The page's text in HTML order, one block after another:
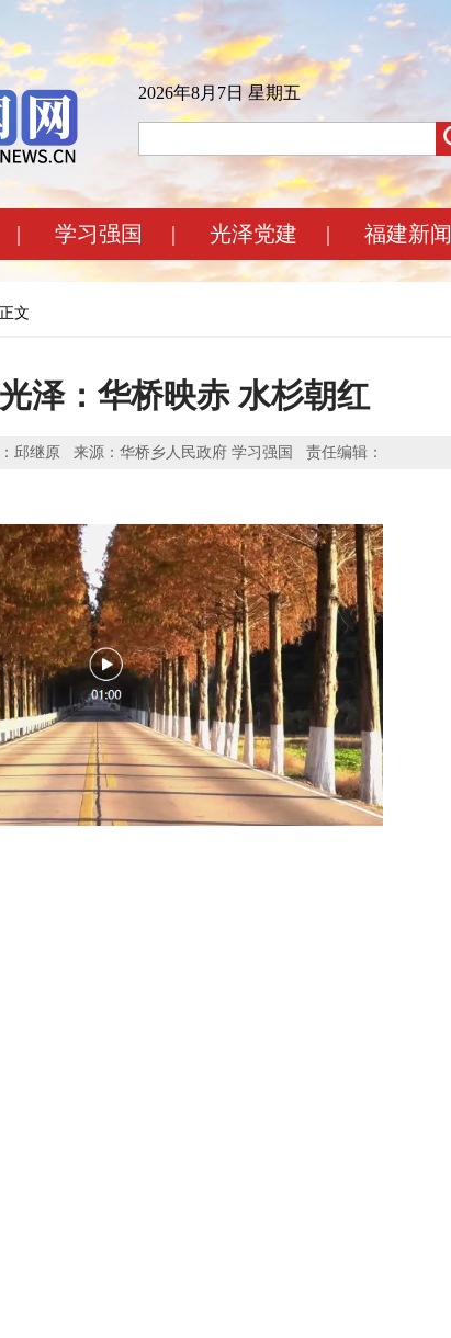
2026年8月7日 星期五
| 学习强国 | 光泽党建 | 福建新闻
文
泽：华桥映赤 水杉朝红
：邱继原 来源：华桥乡人民政府 学习强国 责任编辑：